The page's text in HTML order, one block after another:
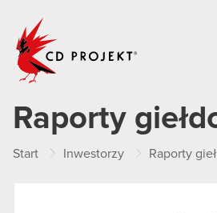
Raporty
Start Inwestorzy Raporty